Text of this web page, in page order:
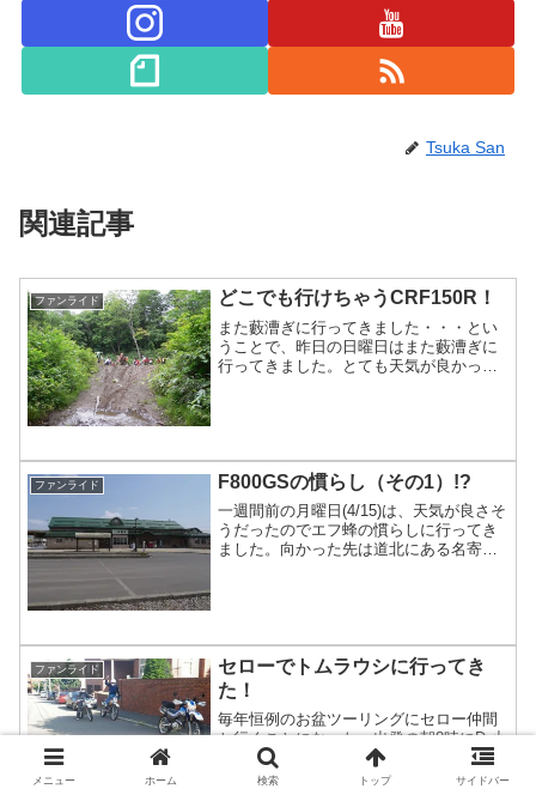
Tsuka San
関連記事
ファンライド どこでも行けちゃうCRF150R！
また藪漕ぎに行ってきました・・・とい
うことで、昨日の日曜日はまた藪漕ぎに
行ってきました。とても天気が良かった
す。いい気になっていると怪我をするの
でほどほどでやめましたが・・・...
ファンライド F800GSの慣らし（その1）!?
一週間前の月曜日(4/15)は、天気が良さそ
うだったのでエフ蜂の慣らしに行ってき
ました。向かった先は道北にある名寄
て出かけてしまいました。家から出てす
ぐ高速に乗り一路名寄方面を...
ファンライド
セローでトムラウシに行ってき
た！
毎年恒例のお盆ツーリングにセロー仲間
と行くことになった。出発の朝8時にDr小
川邸に集合！当初の予定時刻よりも30分
遅れて十勝に向かって出発。途中、高速
メニュー ホーム 検索 トップ サイドバー